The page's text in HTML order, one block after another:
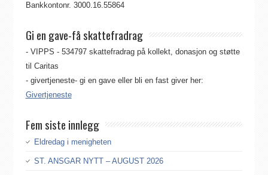
Bankkontonr. 3000.16.55864
Gi en gave-få skattefradrag
- VIPPS - 534797 skattefradrag på kollekt, donasjon og støtte
til Caritas
- givertjeneste- gi en gave eller bli en fast giver her:
Givertjeneste
Fem siste innlegg
Eldredag i menigheten
ST. ANSGAR NYTT – AUGUST 2026